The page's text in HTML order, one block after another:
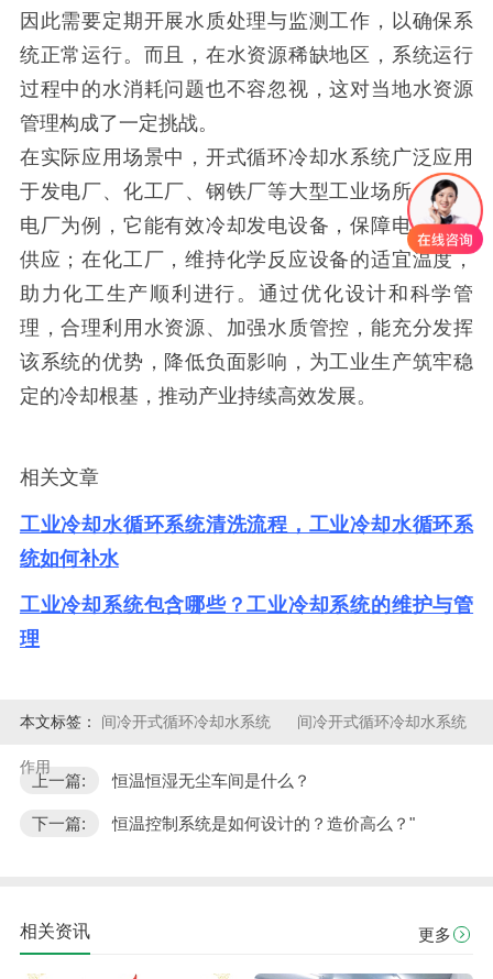
因此需要定期开展水质处理与监测工作，以确保系
统正常运行。而且，在水资源稀缺地区，系统运行
过程中的水消耗问题也不容忽视，这对当地水资源
管理构成了一定挑战。
在实际应用场景中，开式循环冷却水系统广泛应用
于发电厂、化工厂、钢铁厂等大型工业场所。以发
电厂为例，它能有效冷却发电设备，保障电力稳定
供应；在化工厂，维持化学反应设备的适宜温度，
助力化工生产顺利进行。通过优化设计和科学管
理，合理利用水资源、加强水质管控，能充分发挥
该系统的优势，降低负面影响，为工业生产筑牢稳
定的冷却根基，推动产业持续高效发展。
相关文章
工业冷却水循环系统清洗流程，工业冷却水循环系
统如何补水
工业冷却系统包含哪些？工业冷却系统的维护与管
理
本文标签： 间冷开式循环冷却水系统 间冷开式循环冷却水系统
作用
上一篇: 恒温恒湿无尘车间是什么？
下一篇: 恒温控制系统是如何设计的？造价高么？"
相关资讯 更多